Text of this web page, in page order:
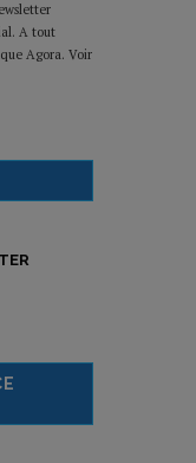
A tout
Agora. Voir